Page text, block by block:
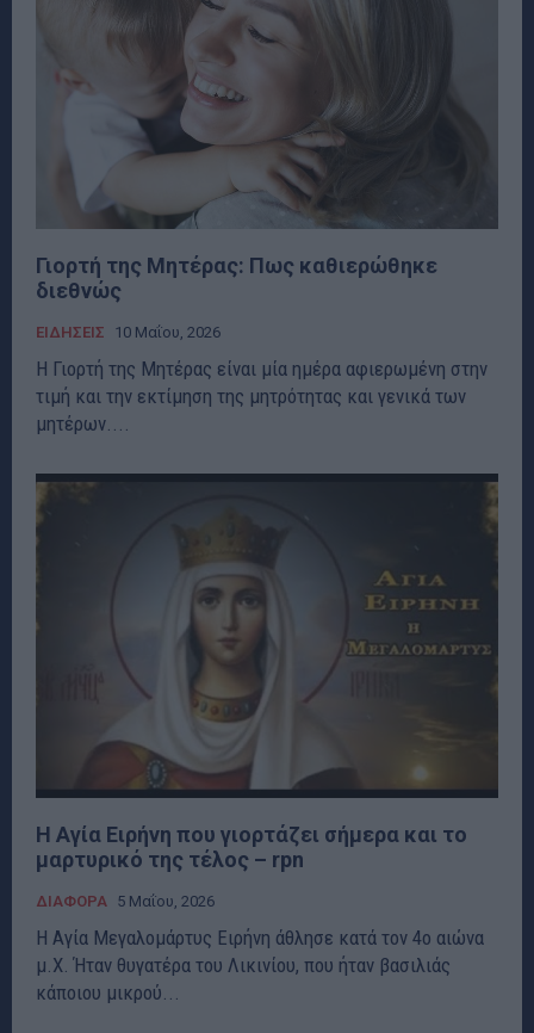
Γιορτή της Μητέρας: Πως καθιερώθηκε
διεθνώς
ΕΙΔΗΣΕΙΣ 10 Μαΐου, 2026
Η Γιορτή της Μητέρας είναι μία ημέρα αφιερωμένη στην
τιμή και την εκτίμηση της μητρότητας και γενικά των
μητέρων....
Η Αγία Ειρήνη που γιορτάζει σήμερα και το
μαρτυρικό της τέλος – rpn
ΔΙΑΦΟΡΑ 5 Μαΐου, 2026
Η Αγία Μεγαλομάρτυς Ειρήνη άθλησε κατά τον 4ο αιώνα
μ.Χ. Ήταν θυγατέρα του Λικινίου, που ήταν βασιλιάς
κάποιου μικρού...